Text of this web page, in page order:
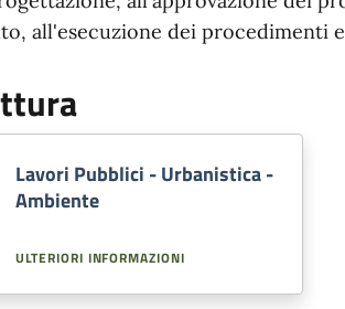
all'esecuzione dei procedimenti
Lavori Pubblici - Urbanistica -
Ambiente
ULTERIORI INFORMAZIONI